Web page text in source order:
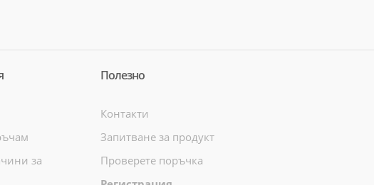
за
Полезно
Контакти
Запитване за продукт
Проверете поръчка